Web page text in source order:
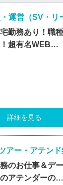
勤務あり！職
！超有名WEB…
詳細を見る
アー・アテン
のお仕事＆デ
アテンダーの…